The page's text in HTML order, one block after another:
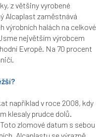
z většiny vyrobené
Alcaplast zaměstnává
výrobních halách na celkové
největším výrobcem
Evropě. Na 70 procent
například v roce 2008, kdy
klesaly prudce dolů.
zlomové datum s sebou